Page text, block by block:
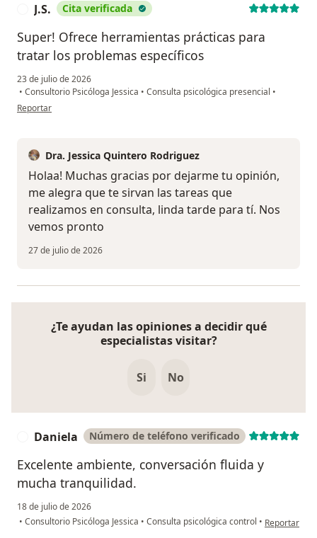
J.S. Cita verificada
Super! Ofrece herramientas prácticas para
tratar los problemas específicos
23 de julio de 2026
• Consultorio Psicóloga Jessica • Consulta psicológica presencial •
en opinión del usuario J.S.
Reportar
Dra. Jessica Quintero Rodriguez
Holaa! Muchas gracias por dejarme tu opinión,
me alegra que te sirvan las tareas que
realizamos en consulta, linda tarde para tí. Nos
vemos pronto
27 de julio de 2026
¿Te ayudan las opiniones a decidir qué
especialistas visitar?
Si No
Daniela Número de teléfono verificado
Excelente ambiente, conversación fluida y
mucha tranquilidad.
18 de julio de 2026
• Consultorio Psicóloga Jessica • Consulta psicológica control • en opinión
Reportar